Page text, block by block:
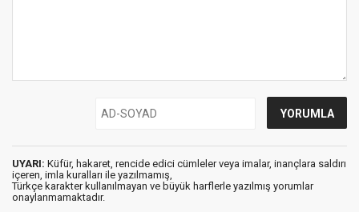
UYARI: Küfür, hakaret, rencide edici cümleler veya imalar, inançlara saldırı
içeren, imla kuralları ile yazılmamış,
Türkçe karakter kullanılmayan ve büyük harflerle yazılmış yorumlar
onaylanmamaktadır.